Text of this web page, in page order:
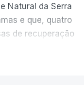
Natural da Serra
e que, quatro
de recuperação